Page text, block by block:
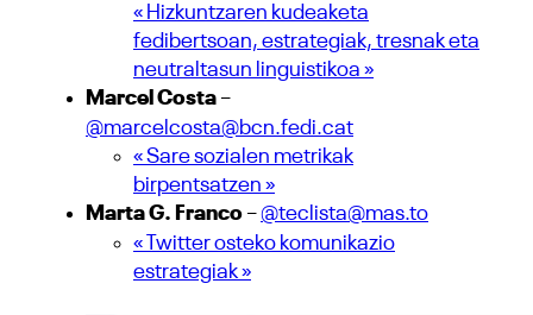
« Hizkuntzaren kudeaketa
fedibertsoan, estrategiak, tresnak eta
neutraltasun linguistikoa »
Marcel Costa –
@marcelcosta@bcn.fedi.cat
« Sare sozialen metrikak
birpentsatzen »
Marta G. Franco –@teclista@mas.to
« Twitter osteko komunikazio
estrategiak »